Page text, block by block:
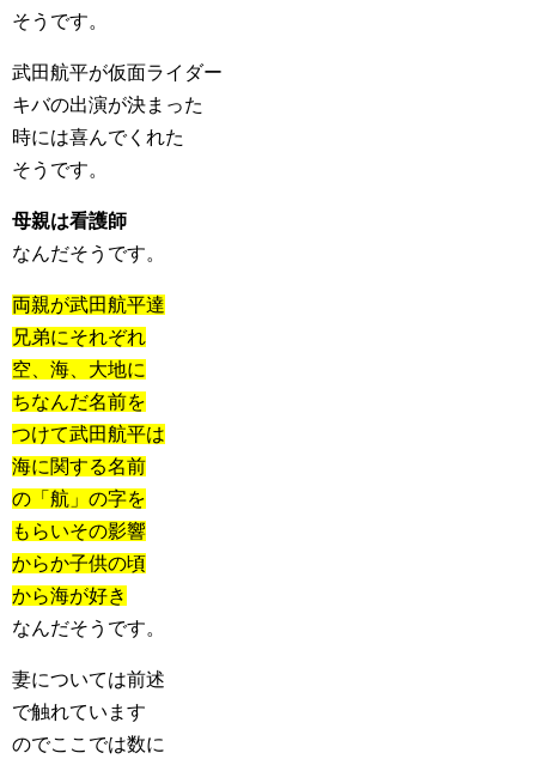
そうです。
武田航平が仮面ライダー
キバの出演が決まった
時には喜んでくれた
そうです。
母親は看護師
なんだそうです。
両親が武田航平達
兄弟にそれぞれ
空、海、大地に
ちなんだ名前を
つけて武田航平は
海に関する名前
の「航」の字を
もらいその影響
からか子供の頃
から海が好き
なんだそうです。
妻については前述
で触れています
のでここでは数に